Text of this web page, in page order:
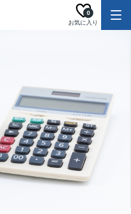
お気に入り
0